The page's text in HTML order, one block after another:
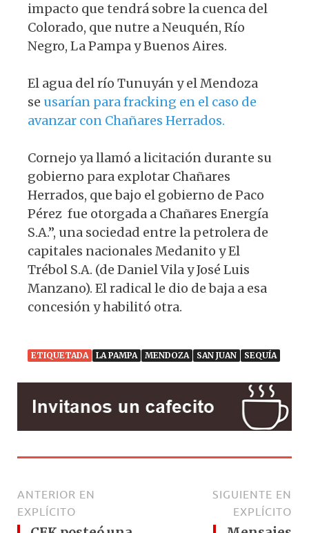
impacto que tendrá sobre la cuenca del
Colorado, que nutre a Neuquén, Río
Negro, La Pampa y Buenos Aires.
El agua del río Tunuyán y el Mendoza
se usarían para fracking en el caso de
avanzar con Chañares Herrados.
Cornejo ya llamó a licitación durante su
gobierno para explotar Chañares
Herrados, que bajo el gobierno de Paco
Pérez fue otorgada a Chañares Energía
S.A.”, una sociedad entre la petrolera de
capitales nacionales Medanito y El
Trébol S.A. (de Daniel Vila y José Luis
Manzano). El radical le dio de baja a esa
concesión y habilitó otra.
ETIQUETADA LA PAMPA MENDOZA SAN JUAN SEQUÍA
ANTERIOR EN
EXPLÍCITO
SIGUIENTE EN
EXPLÍCITO